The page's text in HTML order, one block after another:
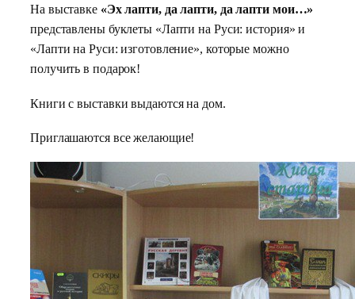
На выставке «Эх лапти, да лапти, да лапти мои…»
представлены буклеты «Лапти на Руси: история» и
«Лапти на Руси: изготовление», которые можно
получить в подарок!
Книги с выставки выдаются на дом.
Приглашаются все желающие!